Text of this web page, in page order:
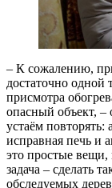
– К сожалению,
достаточно одной
присмотра
опасный объект, –
устаём
исправная печь и
это простые
задача – сделать
обследуемых